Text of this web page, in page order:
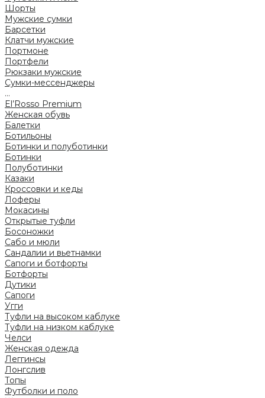
Шорты
Мужские сумки
Барсетки
Клатчи мужские
Портмоне
Портфели
Рюкзаки мужские
Сумки-мессенджеры
...
El’Rosso Premium
Женская обувь
Балетки
Ботильоны
Ботинки и полуботинки
Ботинки
Полуботинки
Казаки
Кроссовки и кеды
Лоферы
Мокасины
Открытые туфли
Босоножки
Сабо и мюли
Сандалии и вьетнамки
Сапоги и ботфорты
Ботфорты
Дутики
Сапоги
Угги
Туфли на высоком каблуке
Туфли на низком каблуке
Челси
Женская одежда
Леггинсы
Лонгслив
Топы
Футболки и поло